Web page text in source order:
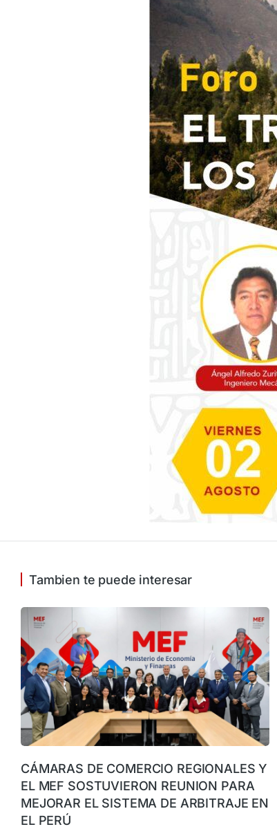
Tambien te puede interesar
CÁMARAS DE COMERCIO REGIONALES Y
EL MEF SOSTUVIERON REUNION PARA
MEJORAR EL SISTEMA DE ARBITRAJE EN
EL PERÚ